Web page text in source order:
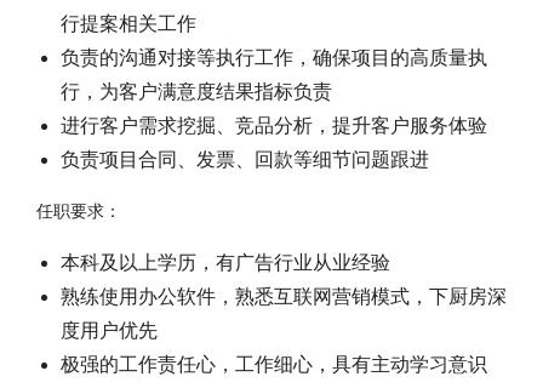
行提案相关工作
负责的沟通对接等执行工作，确保项目的高质量执
行，为客户满意度结果指标负责
进行客户需求挖掘、竞品分析，提升客户服务体验
负责项目合同、发票、回款等细节问题跟进
任职要求：
本科及以上学历，有广告行业从业经验
熟练使用办公软件，熟悉互联网营销模式，下厨房深
度用户优先
极强的工作责任心，工作细心，具有主动学习意识